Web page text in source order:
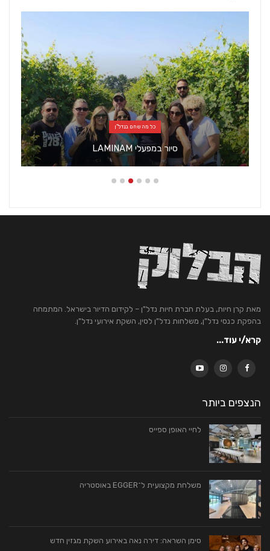
כל מה שחם בנדל"ן
סיור במפעלי LAMINAM
מאת קרן חיות, בעלת חברת חיות נדל"ן – לקידום הדיור בישראל. המתמחה
בהפקת כנסי נדל"ן, משלחות נדל"ן לסין, השקת אירועי נדל"ן.
קרא/י עוד...
הנצפים ביותר
לחיי האופן ספייס
משלחת מקצועית ל־EGGER באוסטריה
סימן השראה: דירה נאה באירוע השקת מגזין חדש